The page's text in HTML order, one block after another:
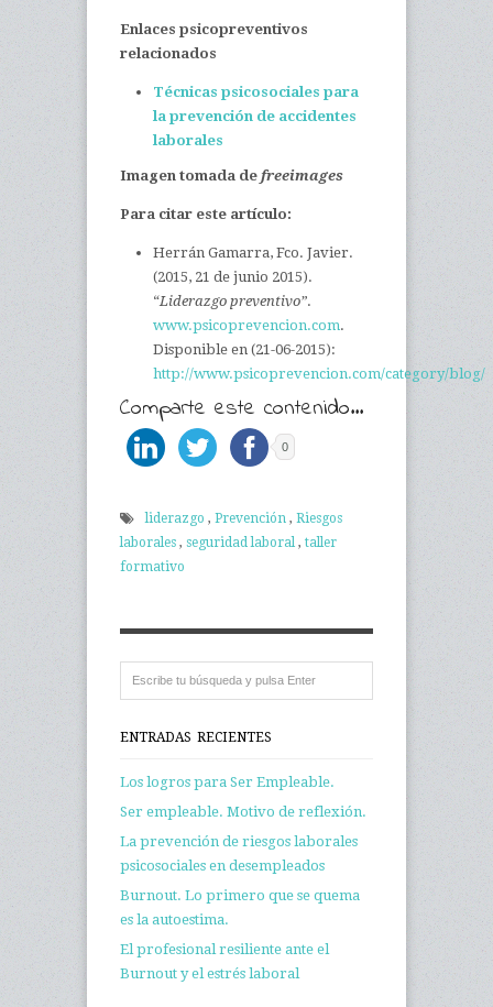
Enlaces psicopreventivos
relacionados
Técnicas psicosociales para
la prevención de accidentes
laborales
Imagen tomada de freeimages
Para citar este artículo:
Herrán Gamarra, Fco. Javier.
(2015, 21 de junio 2015).
“Liderazgo preventivo”.
www.psicoprevencion.com.
Disponible en (21-06-2015):
http://www.psicoprevencion.com/category/blog/
Comparte este contenido...
0
liderazgo , Prevención , Riesgos
laborales , seguridad laboral , taller
formativo
ENTRADAS RECIENTES
Los logros para Ser Empleable.
Ser empleable. Motivo de reflexión.
La prevención de riesgos laborales
psicosociales en desempleados
Burnout. Lo primero que se quema
es la autoestima.
El profesional resiliente ante el
Burnout y el estrés laboral